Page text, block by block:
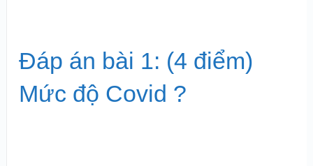
Đáp án bài 1: (4 điểm)
Mức độ Covid ?